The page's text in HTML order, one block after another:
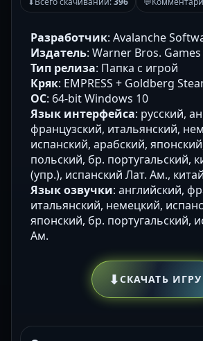
Разработчик: Avalanche
Издатель: Warner Bros. Games
Тип релиза: Папка с игрой
Кряк: EMPRESS + Goldberg
ОС: 64-bit Windows 10
Язык интерфейса: русский,
французский, итальянский,
испанский, арабский,
польский, бр. португальский,
(упр.), испанский Лат. Ам.,
Язык озвучки: английский,
итальянский, немецкий,
японский, бр. португальский,
Ам.
⬇СКАЧАТЬ ИГРУ